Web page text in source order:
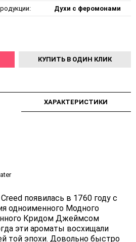
Духи с феромонами
КУПИТЬ В ОДИН КЛИК
ХАРАКТЕРИСТИКИ
появилась в 1760 году с
одноименного Модного
Кридом Джеймсом
эти ароматы восхищали
той эпохи. Довольно быстро